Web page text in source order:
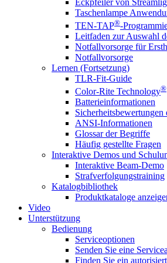
Taschenlampe
TEN-TAP®-
Leitfaden zur Auswahl
Notfallvorsorge für
Notfallvorsorge
Lernen (Fortsetzung)
TLR-Fit-Guide
Color-Rite Technology®
Batterieinformationen
Sicherheitsbewertungen
ANSI-Informationen
Glossar der Begriffe
Häufig gestellte Fragen
Interaktive Demos und
Interaktive Beam-Demo
Strafverfolgungstraining
Katalogbibliothek
Produktkataloge
Video
Unterstützung
Bedienung
Serviceoptionen
Senden Sie eine
Finden Sie ein